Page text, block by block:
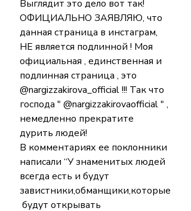
Выглядит это дело вот так!
ОФИЦИАЛЬНО ЗАЯВЛЯЮ, что
данная страница в инстаграм,
НЕ является подлинной ! Моя
официальная , единственная и
подлинная страница , это
@nargizzakirova_official !!! Так что
господа " @nargizzakirovaofficial " ,
немедленно прекратите
дурить людей!
В комментариях ее поклонники
написали “У знаменитых людей
всегда есть и будут
завистники,обманщики,которые
будут открывать